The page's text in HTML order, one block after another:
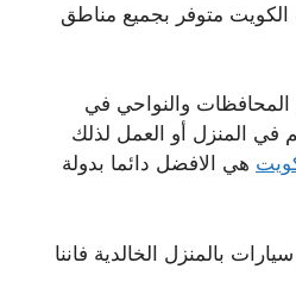
متوفر بجميع مناطق
المحافظات والنواحي في
في المنزل أو العمل لذلك
هي الافضل دائما بدولة
بالمنزل الخالدية فاننا